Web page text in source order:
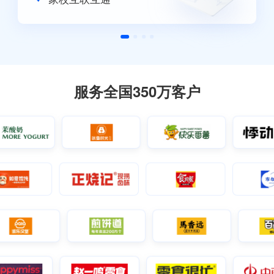
服务全国350万客户